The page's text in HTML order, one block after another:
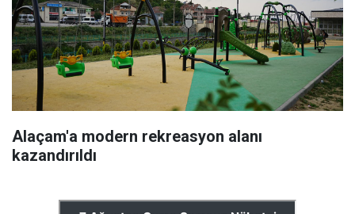
Alaçam'a modern rekreasyon alanı
kazandırıldı